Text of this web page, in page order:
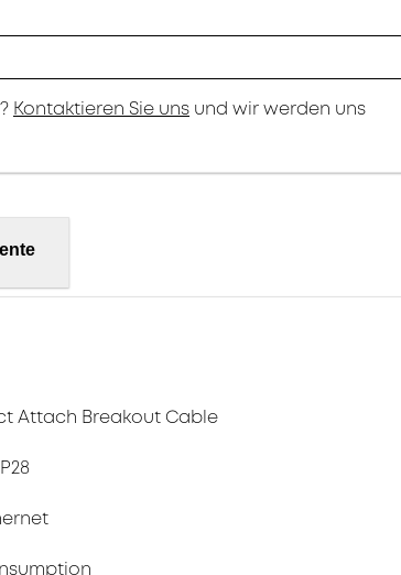
Kontaktieren Sie uns und wir werden uns
Attach Breakout Cable